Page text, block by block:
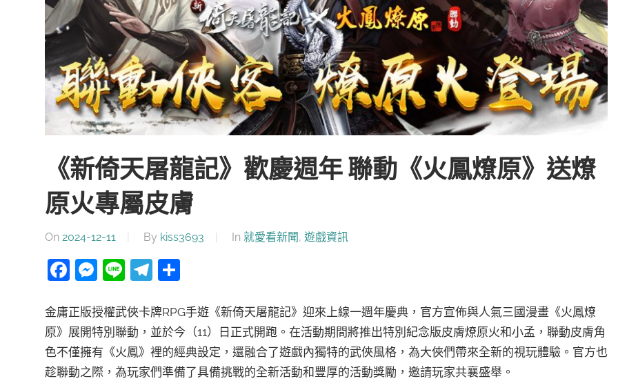
《新倚天屠龍記》歡慶週年 聯動《火鳳燎原》送燎
原火專屬皮膚
On 2024-12-11 By kiss3693 In 就愛看新聞, 遊戲資訊
Facebook
Messenger
LineTelegram
分
金庸正版授權武俠卡牌RPG手遊《新倚天屠龍記》迎來上線一週年慶典，官方宣佈與人氣三國漫畫《火鳳燎
原》展開特別聯動，並於今（11）日正式開跑。在活動期間將推出特別紀念版皮膚燎原火和小孟，聯動皮膚角
色不僅擁有《火鳳》裡的經典設定，還融合了遊戲內獨特的武俠風格，為大俠們帶來全新的視玩體驗。官方也
趁聯動之際，為玩家們準備了具備挑戰的全新活動和豐厚的活動獎勵，邀請玩家共襄盛舉。